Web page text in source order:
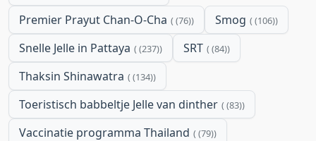
Premier Prayut Chan-O-Cha (76) Smog (106)
Snelle Jelle in Pattaya (237) SRT (84)
Thaksin Shinawatra (134)
Toeristisch babbeltje Jelle van dinther (83)
Vaccinatie programma Thailand (79)